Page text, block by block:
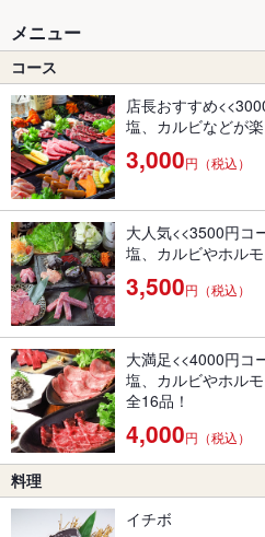
メニュー
コース
店長おすすめ
塩、カルビなどが
3,000円（税込）
大人気<<3500円コ
塩、カルビやホル
3,500円（税込）
大満足<<4000円コ
塩、カルビやホル
全16品！
4,000円（税込）
料理
イチボ